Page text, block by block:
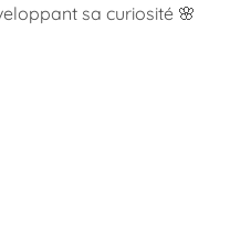
sa curiosité 🌸